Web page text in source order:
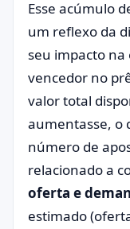
Esse acúmulo
um reflexo da
seu impacto na
vencedor no
valor total
aumentasse, o
número de
relacionado a
oferta e
estimado